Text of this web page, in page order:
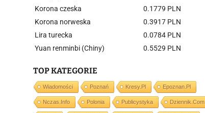
Korona czeska
0.1779 PLN
Korona norweska
0.3917 PLN
Lira turecka
0.0784 PLN
Yuan renminbi (Chiny)
0.5529 PLN
TOP KATEGORIE
Wiadomości Poznań Kresy.pl Epoznan.pl
Nczas.info Polonia Publicystyka Dziennik.com